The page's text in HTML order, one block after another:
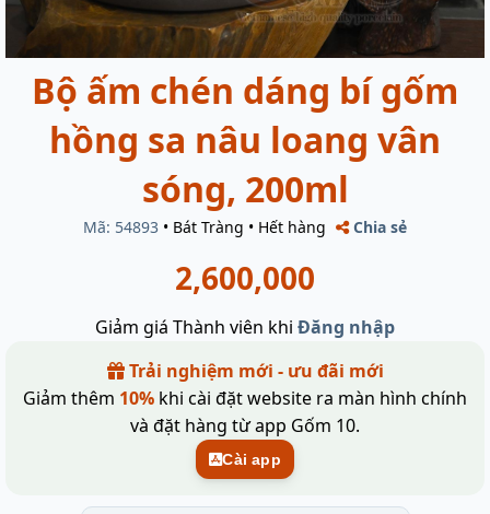
Bộ ấm chén dáng bí gốm
hồng sa nâu loang vân
sóng, 200ml
Mã: 54893 • Bát Tràng • Hết hàng Chia sẻ
2,600,000
Giảm giá Thành viên khi Đăng nhập
Trải nghiệm mới - ưu đãi mới
Giảm thêm 10% khi cài đặt website ra màn hình chính
và đặt hàng từ app Gốm 10.
Cài app